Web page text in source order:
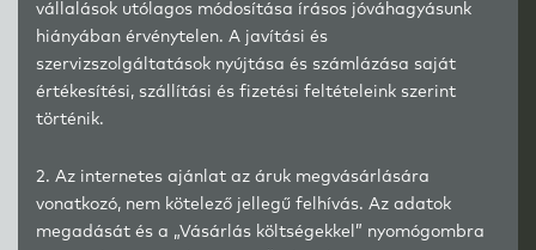
vállalások utólagos módosítása írásos jóváhagyásunk
hiányában érvénytelen. A javítási és
szervizszolgáltatások nyújtása és számlázása saját
értékesítési, szállítási és fizetési feltételeink szerint
történik.
2. Az internetes ajánlat az áruk megvásárlására
vonatkozó, nem kötelező jellegű felhívás. Az adatok
megadását és a „Vásárlás költségekkel” nyomógombra